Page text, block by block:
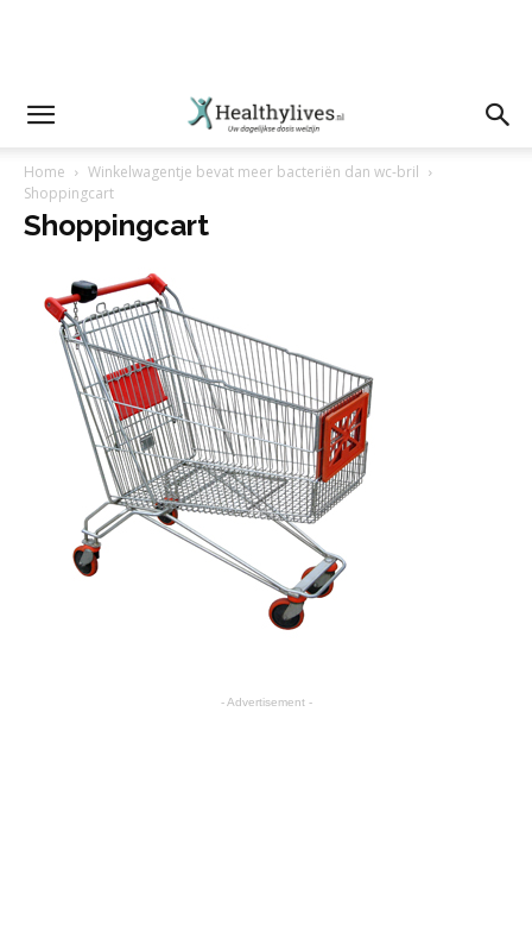
Home
Winkelwagentje bevat meer bacteriën dan wc-bril
Shoppingcart
Shoppingcart
- Advertisement -